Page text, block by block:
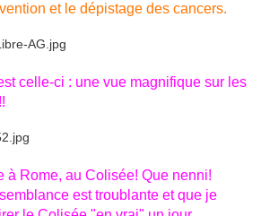
et le dépistage des cancers.
celle-ci : une vue magnifique sur les
à Rome, au Colisée! Que nenni!
est troublante et que je